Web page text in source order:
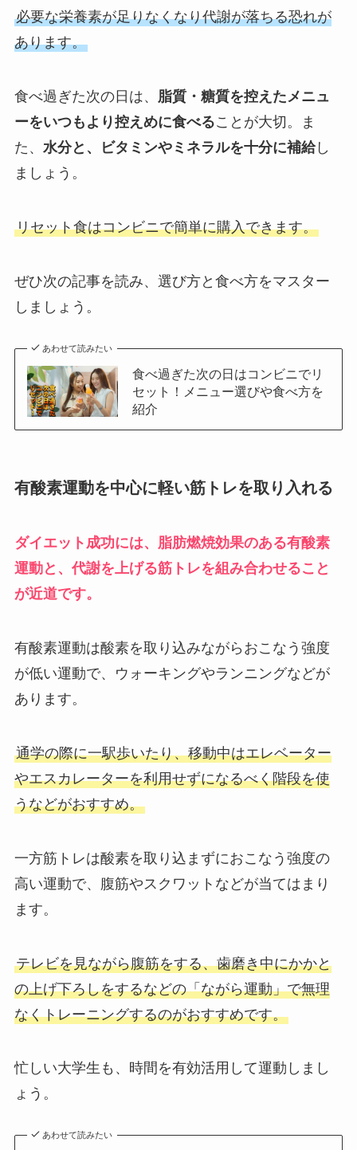
必要な栄養素が足りなくなり代謝が落ちる恐れが
あります。
食べ過ぎた次の日は、 脂質・糖質を控えたメニュ
ーをいつもより控えめに食べることが大切。ま
た、 水分と、ビタミンやミネラルを十分に補給し
ましょう。
リセット食はコンビニで簡単に購入できます。
ぜひ次の記事を読み、選び方と食べ方をマスター
しましょう。
あわせて読みたい
食べ過ぎた次の日はコンビニでリ
セット！メニュー選びや食べ方を
紹介
有酸素運動を中心に軽い筋トレを取り入れる
ダイエット成功には、脂肪燃焼効果のある有酸素
運動と、代謝を上げる筋トレを組み合わせること
が近道です。
有酸素運動は酸素を取り込みながらおこなう強度
が低い運動で、ウォーキングやランニングなどが
あります。
通学の際に一駅歩いたり、移動中はエレベーター
やエスカレーターを利用せずになるべく階段を使
うなどがおすすめ。
一方筋トレは酸素を取り込まずにおこなう強度の
高い運動で、腹筋やスクワットなどが当てはまり
ます。
テレビを見ながら腹筋をする、歯磨き中にかかと
の上げ下ろしをするなどの「ながら運動」で無理
なくトレーニングするのがおすすめです。
忙しい大学生も、時間を有効活用して運動しまし
ょう。
あわせて読みたい